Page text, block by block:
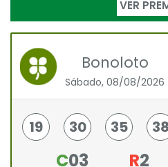
VER
Bonoloto
Sábado, 08/08/2026
19 30 35 38
C03 R2